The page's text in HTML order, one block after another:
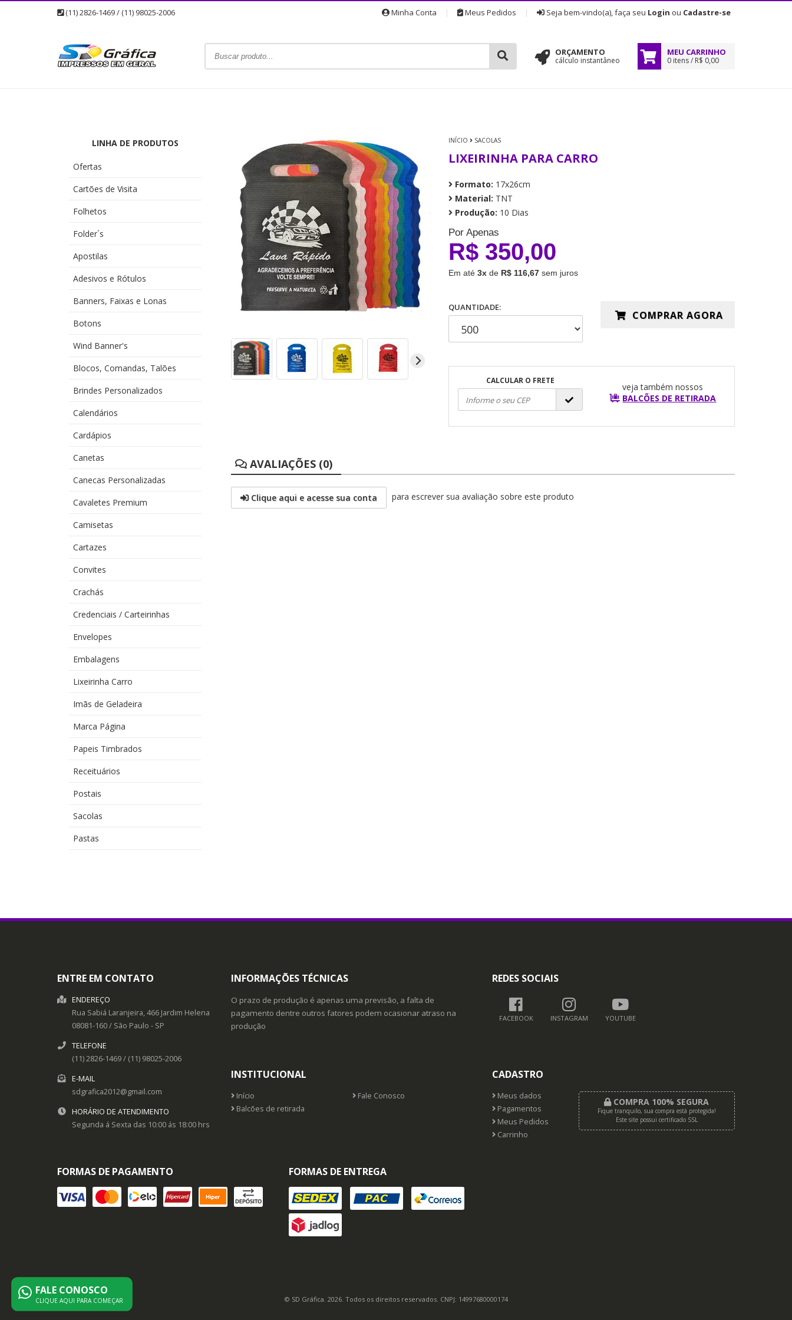
(11) 2826-1469 / (11) 98025-2006 Minha Conta | Meus Pedidos | Seja bem-vindo(a), faça seu Login ou Cadastre-se
ORÇAMENTO
cálculo instantâneo
MEU CARRINHO
0 itens / R$ 0,00
LINHA DE PRODUTOS
Ofertas
Cartões de Visita
Folhetos
Folder´s
Apostilas
Adesivos e Rótulos
Banners, Faixas e Lonas
Botons
Wind Banner's
Blocos, Comandas, Talões
Brindes Personalizados
Calendários
Cardápios
Canetas
Canecas Personalizadas
Cavaletes Premium
Camisetas
Cartazes
Convites
Crachás
Credenciais / Carteirinhas
Envelopes
Embalagens
Lixeirinha Carro
Imãs de Geladeira
Marca Página
Papeis Timbrados
Receituários
Postais
Sacolas
Pastas
INÍCIO SACOLAS
LIXEIRINHA PARA CARRO
Formato: 17x26cm
Material: TNT
Produção: 10 Dias
Por Apenas
R$ 350,00
Em até 3xde R$ 116,67sem juros
QUANTIDADE:
COMPRAR AGORA
CALCULAR O FRETE
veja também nossos
BALCÕES DE RETIRADA
AVALIAÇÕES (0)
Clique aqui e acesse sua conta para escrever sua avaliação sobre este produto
ENTRE EM CONTATO
ENDEREÇO
Rua Sabiá Laranjeira, 466 Jardim Helena
08081-160/ São Paulo - SP
TELEFONE
(11) 2826-1469 / (11) 98025-2006
E-MAIL
sdgrafica2012@gmail.com
HORÁRIO DE ATENDIMENTO
Segunda á Sexta das 10:00 ás 18:00 hrs
INFORMAÇÕES TÉCNICAS
O prazo de produção é apenas uma previsão, a falta de
pagamento dentre outros fatores podem ocasionar atraso na
produção
REDES SOCIAIS
FACEBOOK INSTAGRAM YOUTUBE
INSTITUCIONAL
Início
Fale Conosco
Balcões de retirada
CADASTRO
Meus dados
Pagamentos
Meus Pedidos
Carrinho
COMPRA 100% SEGURA
Fique tranquilo, sua compra está protegida!
Este site possui certificado SSL
FORMAS DE PAGAMENTO FORMAS DE ENTREGA
© SD Gráfica. 2026. Todos os direitos reservados. CNPJ: 14997680000174
FALE CONOSCO
CLIQUE AQUI PARA COMEÇAR